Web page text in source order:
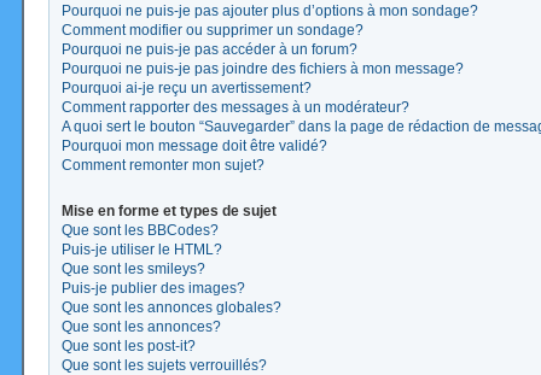
Pourquoi ne puis-je pas ajouter plus d’options à mon sondage?
Comment modifier ou supprimer un sondage?
Pourquoi ne puis-je pas accéder à un forum?
Pourquoi ne puis-je pas joindre des fichiers à mon message?
Pourquoi ai-je reçu un avertissement?
Comment rapporter des messages à un modérateur?
A quoi sert le bouton “Sauvegarder” dans la page de rédaction de
Pourquoi mon message doit être validé?
Comment remonter mon sujet?
Mise en forme et types de sujet
Que sont les BBCodes?
Puis-je utiliser le HTML?
Que sont les smileys?
Puis-je publier des images?
Que sont les annonces globales?
Que sont les annonces?
Que sont les post-it?
Que sont les sujets verrouillés?